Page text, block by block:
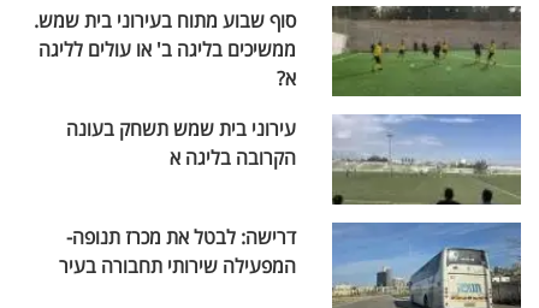
סוף שבוע מתוח בעירוני בית שמש.
ממשיכים בליגה ב' או עולים לליגה
א?
עירוני בית שמש תשחק בעונה
הקרובה בליגה א
דרישה: לבטל את מכרז תנופה-
המפעילה שירותי תחבורה בעיר